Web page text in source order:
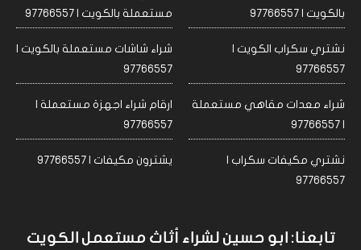
بالكويت | 97766557
مستعملة بالكويت | 97766557
نشتري سكراب الكويت |
97766557
شراء شاشات مستعملة بالكويت |
97766557
شراء معدات مقاهي مستعملة
| 97766557
ارقام شراء اجهزة مستعملة |
97766557
نشتري مكيفات سكراب |
97766557
يشترون مكيفات | 97766557
تابعنا: ابو حسين لشراء أثاث مستعمل الكويت